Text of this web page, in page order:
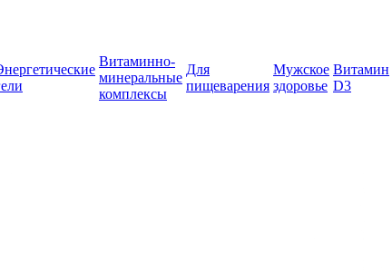
Витаминно-
минеральные
комплексы
Для
пищеварения
Мужское
здоровье
Витамин
D3